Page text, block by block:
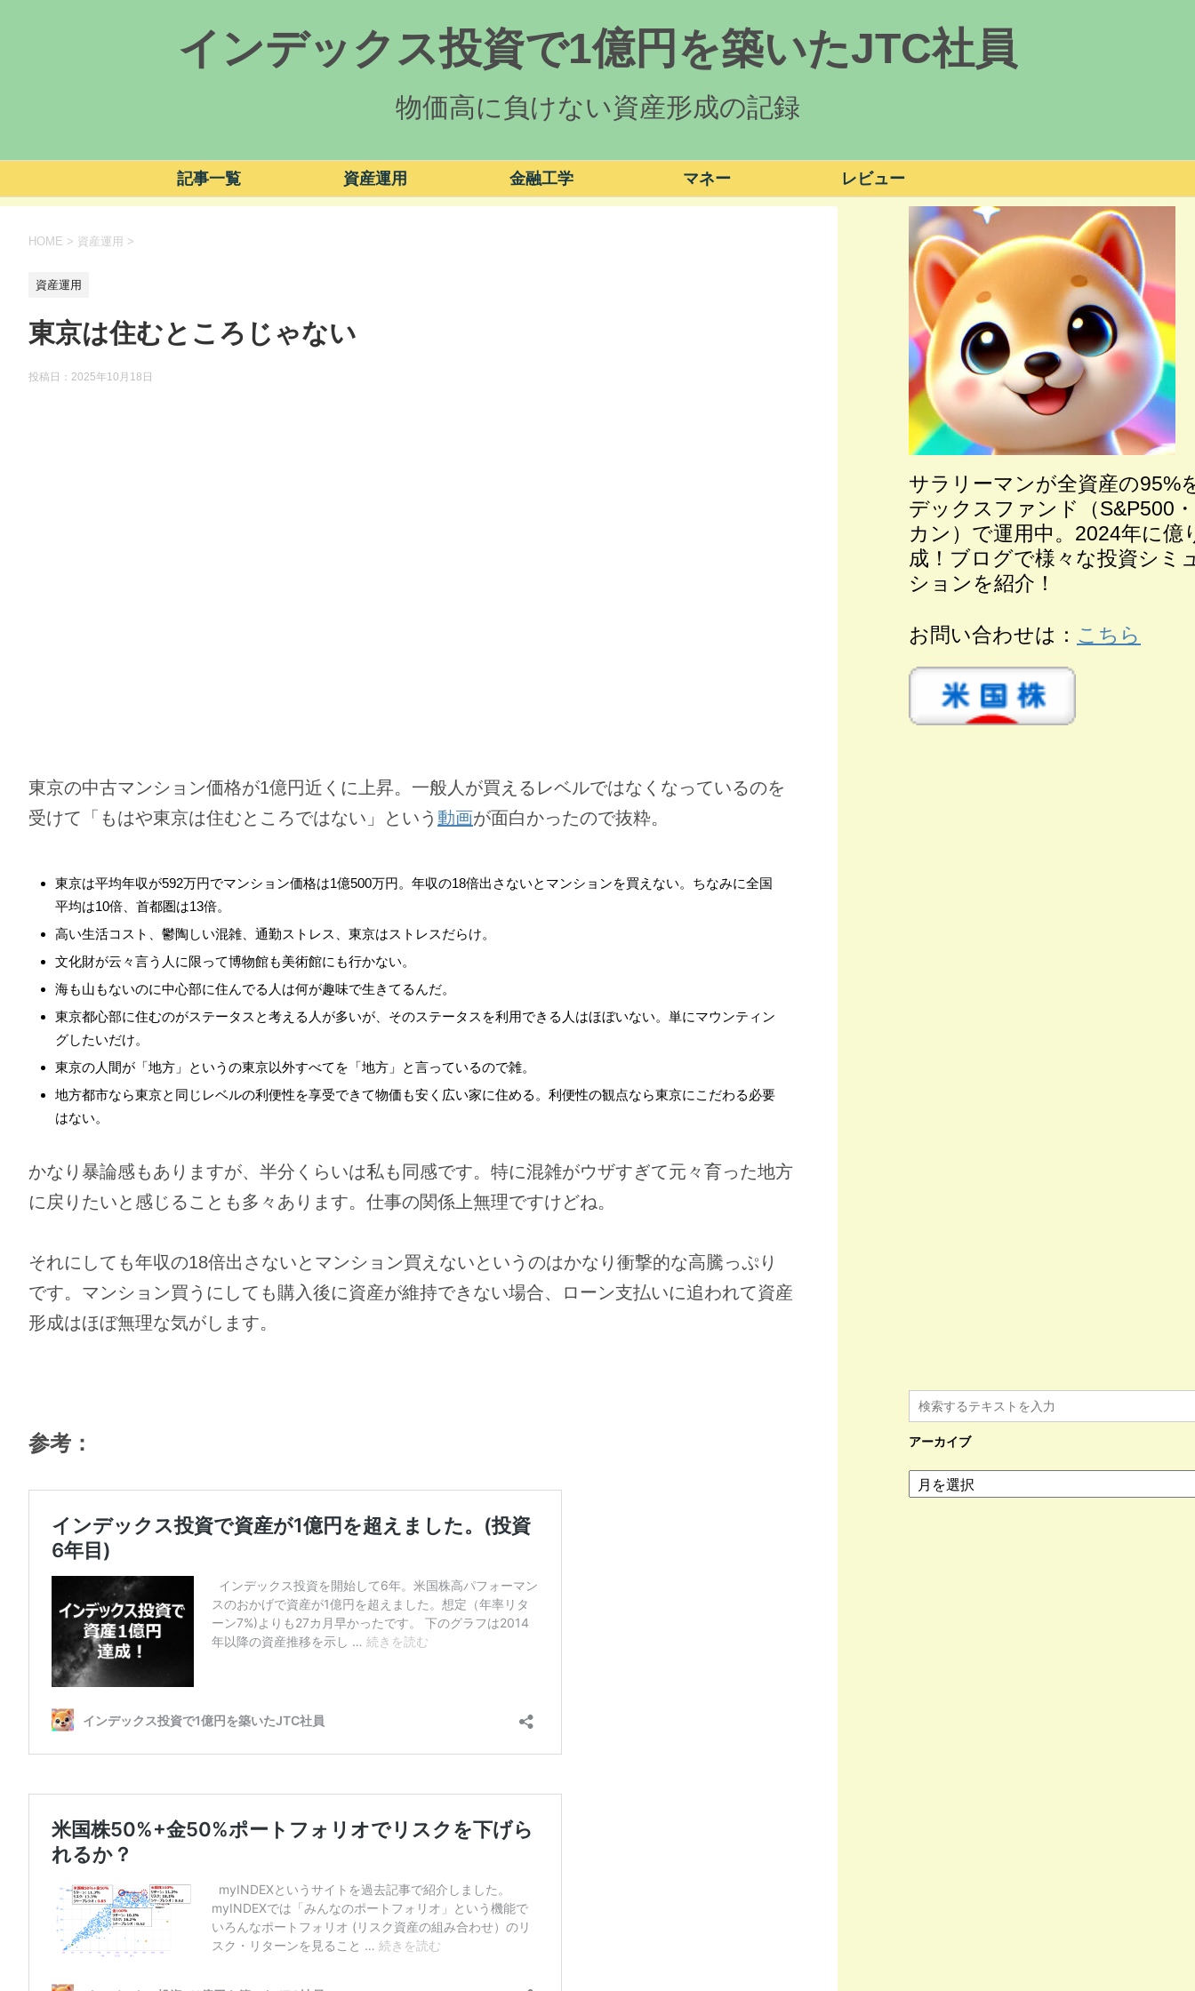
インデックス投資で1億円を築いたJTC社員
物価高に負けない資産形成の記録
記事一覧 資産運用 金融工学 マネー レビュー
HOME > 資産運用 >
資産運用
東京は住むところじゃない
投稿日： 2025年10月18日
東京の中古マンション価格が1億円近くに上昇。一般人が買えるレベルではなくなっているのを
受けて「もはや東京は住むところではない」という 動画が面白かったので抜粋。
東京は平均年収が592万円でマンション価格は1億500万円。年収の18倍出さないとマンションを買えない。ちなみに全国
平均は10倍、首都圏は13倍。
高い生活コスト、鬱陶しい混雑、通勤ストレス、東京はストレスだらけ。
文化財が云々言う人に限って博物館も美術館にも行かない。
海も山もないのに中心部に住んでる人は何が趣味で生きてるんだ。
東京都心部に住むのがステータスと考える人が多いが、そのステータスを利用できる人はほぼいない。単にマウンティン
グしたいだけ。
東京の人間が「地方」というの東京以外すべてを「地方」と言っているので雑。
地方都市なら東京と同じレベルの利便性を享受できて物価も安く広い家に住める。利便性の観点なら東京にこだわる必要
はない。
かなり暴論感もありますが、半分くらいは私も同感です。特に混雑がウザすぎて元々育った地方
に戻りたいと感じることも多々あります。仕事の関係上無理ですけどね。
それにしても年収の18倍出さないとマンション買えないというのはかなり衝撃的な高騰っぷり
です。マンション買うにしても購入後に資産が維持できない場合、ローン支払いに追われて資産
形成はほぼ無理な気がします。
参考：
サラリーマンが全資産の95%
デックスファンド（S&P500
カン）で運用中。2024年に億
成！ブログで様々な投資シミ
ションを紹介！
お問い合わせは： こちら
アーカイブ
ア
ー